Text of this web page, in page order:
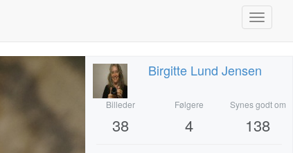
Toggle
Birgitte Lund Jensen
Billeder
38
Følgere
4
Synes godt om
138